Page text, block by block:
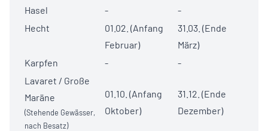
Hasel
-
-
Hecht
01.02. (Anfang
Februar)
31.03. (Ende
März)
Karpfen
-
-
Lavaret / Große
Maräne
(Stehende Gewässer,
nach Besatz)
01.10. (Anfang
Oktober)
31.12. (Ende
Dezember)